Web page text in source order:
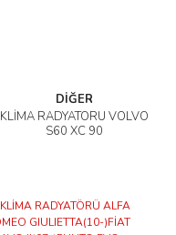
DİĞER
KLİMA RADYATÖRÜ VOLVO
S60 XC 90